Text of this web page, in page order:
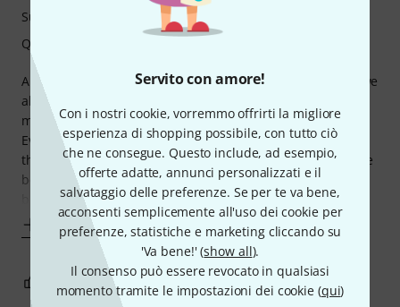
Servito con amore!
Con i nostri cookie, vorremmo offrirti la migliore
esperienza di shopping possibile, con tutto ciò
che ne consegue. Questo include, ad esempio,
offerte adatte, annunci personalizzati e il
salvataggio delle preferenze. Se per te va bene,
acconsenti semplicemente all'uso dei cookie per
preferenze, statistiche e marketing cliccando su
'Va bene!' (show all).
Il consenso può essere revocato in qualsiasi
momento tramite le impostazioni dei cookie (qui)
Amplifying an acoustic steel strings guitar is a nightmare we
all share. I’ve tried many pick ups, piezo, piezo and mic,
magnetic.. I’ve tried with impulse response based pedals.
Everything sound better when quickly A/B compared with
the typical on board piezo, but after a while they all still are
better than the piezo, but still not natural. The rare earth
Mostra altro
Suono
Qualità
0